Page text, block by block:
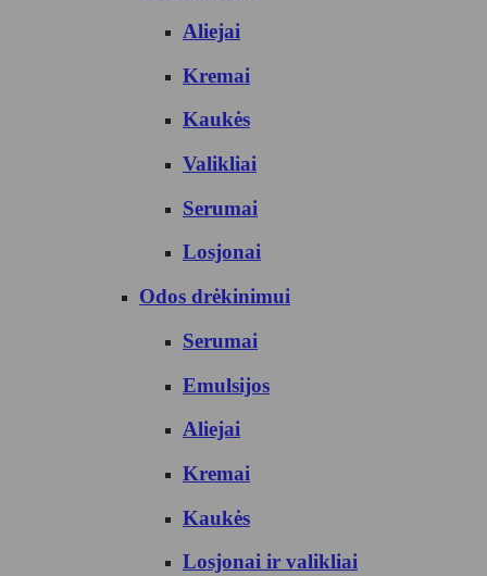
Aliejai
Kremai
Kaukės
Valikliai
Serumai
Losjonai
Odos drėkinimui
Serumai
Emulsijos
Aliejai
Kremai
Kaukės
Losjonai ir valikliai